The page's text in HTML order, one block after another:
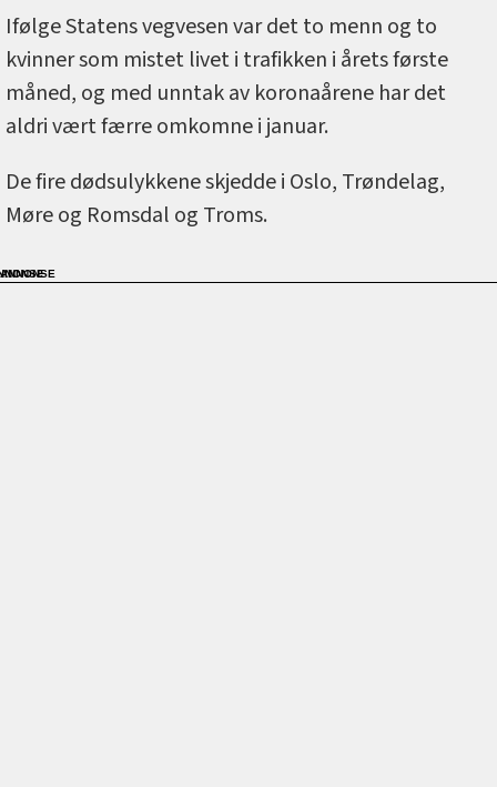
Ifølge Statens vegvesen var det to menn og to
kvinner som mistet livet i trafikken i årets første
måned, og med unntak av koronaårene har det
aldri vært færre omkomne i januar.
De fire dødsulykkene skjedde i Oslo, Trøndelag,
Møre og Romsdal og Troms.